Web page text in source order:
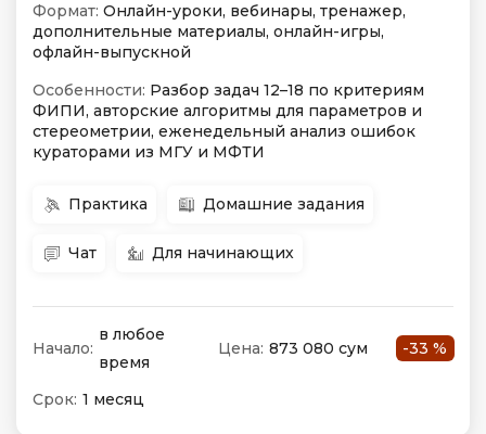
Формат: Онлайн-уроки, вебинары, тренажер,
дополнительные материалы, онлайн-игры,
офлайн-выпускной
Особенности: Разбор задач 12–18 по критериям
ФИПИ, авторские алгоритмы для параметров и
стереометрии, еженедельный анализ ошибок
кураторами из МГУ и МФТИ
Практика Домашние задания
Чат Для начинающих
Начало:
в любое
время
Цена: 873 080 сум -33 %
Срок: 1 месяц